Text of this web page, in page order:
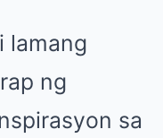
lamang
ng
sa